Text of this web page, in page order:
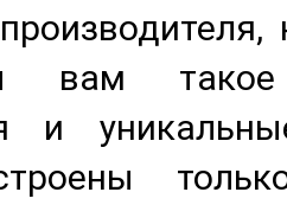
вам
и